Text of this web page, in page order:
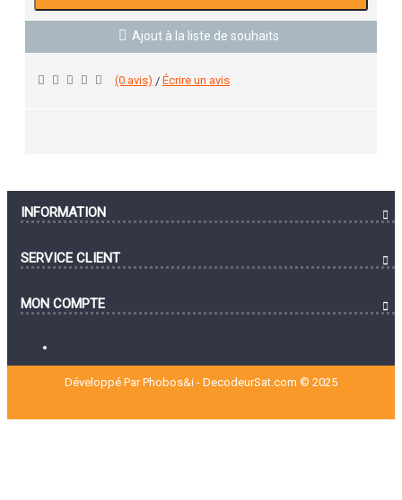
Ajout à la liste de souhaits
(0 avis) / Écrire un avis
INFORMATION
SERVICE CLIENT
MON COMPTE
Développé Par Phobos&i - DecodeurSat.com © 2025